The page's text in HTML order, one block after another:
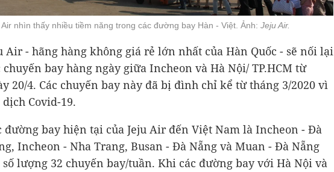
Air nhìn thấy nhiều tiềm năng trong các đường bay Hàn - Việt. Ảnh: Jeju Air.
Air - hãng hàng không giá rẻ lớn nhất của Hàn Quốc - sẽ nối lại
chuyến bay hàng ngày giữa Incheon và Hà Nội/ TP.HCM từ
20/4. Các chuyến bay này đã bị đình chỉ kể từ tháng 3/2020 vì
Covid-19.
đường bay hiện tại của Jeju Air đến Việt Nam là Incheon - Đà
Incheon - Nha Trang, Busan - Đà Nẵng và Muan - Đà Nẵng
lượng 32 chuyến bay/tuần. Khi các đường bay với Hà Nội và